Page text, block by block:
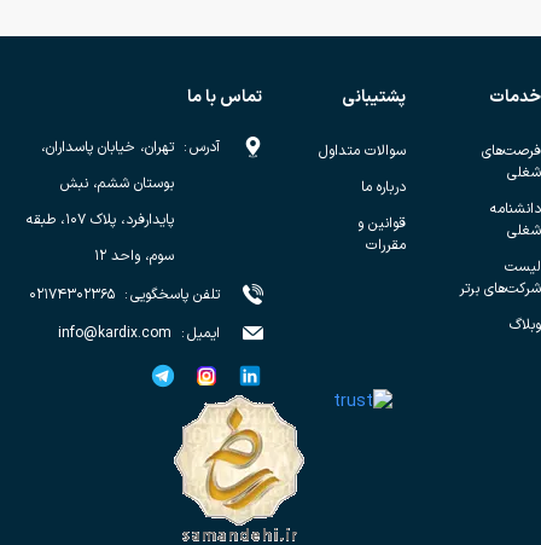
خدمات
فرصت‌های
شغلی
دانشنامه
شغلی
لیست
شرکت‌های برتر
وبلاگ
پشتیبانی
سوالات متداول
درباره ما
قوانین و
مقررات
تماس با ما
آدرس: تهران، خیابان پاسداران،
بوستان ششم، نبش
پایدارفرد، پلاک ۱۰۷، طبقه
سوم، واحد ۱۲
تلفن پاسخگویی: ۰۲۱۷۴۳۰۲۳۶۵
ایمیل:
info@kardix.com